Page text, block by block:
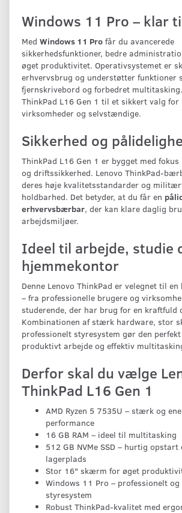
Windows 11 Pro – klar
Med Windows 11 Pro får du avancerede
sikkerhedsfunktioner, bedre
øget produktivitet. Operativsystemet er
erhvervsbrug og understøtter funktioner
fjernskrivebord og forbedret
ThinkPad L16 Gen 1 til et sikkert valg for
virksomheder og selvstændige.
Sikkerhed og
ThinkPad L16 Gen 1 er bygget med
og driftssikkerhed. Lenovo ThinkPad-
deres høje kvalitetsstandarder og
holdbarhed. Det betyder, at du får en
erhvervsbærbar, der kan klare daglig
arbejdsmiljøer.
Ideel til arbejde, studie
hjemmekontor
Denne Lenovo ThinkPad er velegnet til
– fra professionelle brugere og
studerende, der har brug for en kraftfuld
Kombinationen af stærk hardware, stor
professionelt styresystem gør den
produktivt arbejde og effektiv
Derfor skal du vælge
ThinkPad L16 Gen 1
AMD Ryzen 5 7535U – stærk og
performance
16 GB RAM – ideel til multitasking
512 GB NVMe SSD – hurtig
lagerplads
Stor 16" skærm for øget
Windows 11 Pro – professionelt
styresystem
Robust ThinkPad-kvalitet med